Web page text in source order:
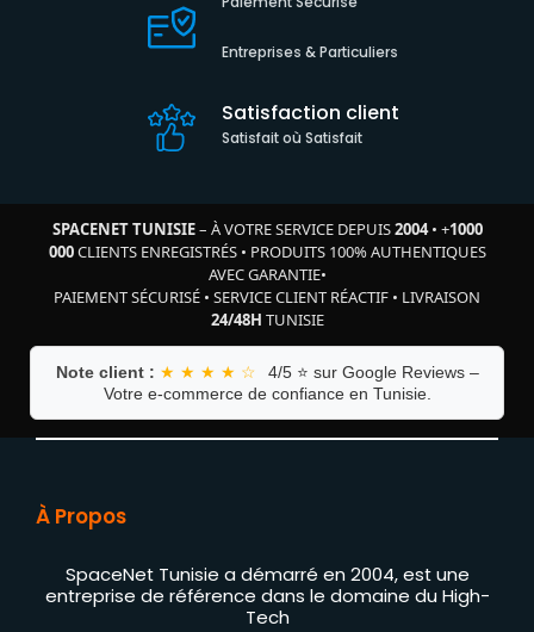
Entreprises & Particuliers
Satisfaction client
Satisfait où Satisfait
SPACENET TUNISIE– À VOTRE SERVICE DEPUIS2004• +1000
000CLIENTS ENREGISTRÉS• PRODUITS 100% AUTHENTIQUES
AVEC GARANTIE•
PAIEMENT SÉCURISÉ • SERVICE CLIENT RÉACTIF • LIVRAISON
24/48H TUNISIE
Note client : ★ ★ ★ ★ ☆
4/5 ⭐ sur Google Reviews –
Votre e-commerce de confiance en Tunisie.
À Propos
SpaceNet Tunisie a démarré en 2004, est une
entreprise de référence dans le domaine du High-
Tech